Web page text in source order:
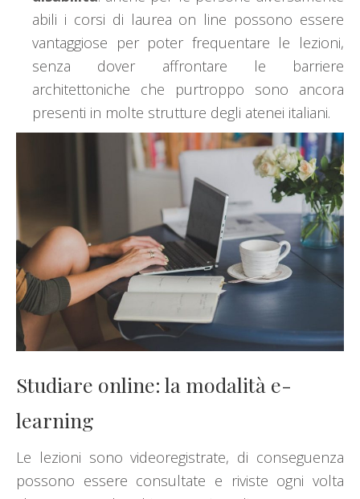
abili i corsi di laurea on line possono essere
vantaggiose per poter frequentare le lezioni,
senza dover affrontare le barriere
architettoniche che purtroppo sono ancora
presenti in molte strutture degli atenei italiani.
Studiare online: la modalità e-
learning
Le lezioni sono videoregistrate, di conseguenza
possono essere consultate e riviste ogni volta